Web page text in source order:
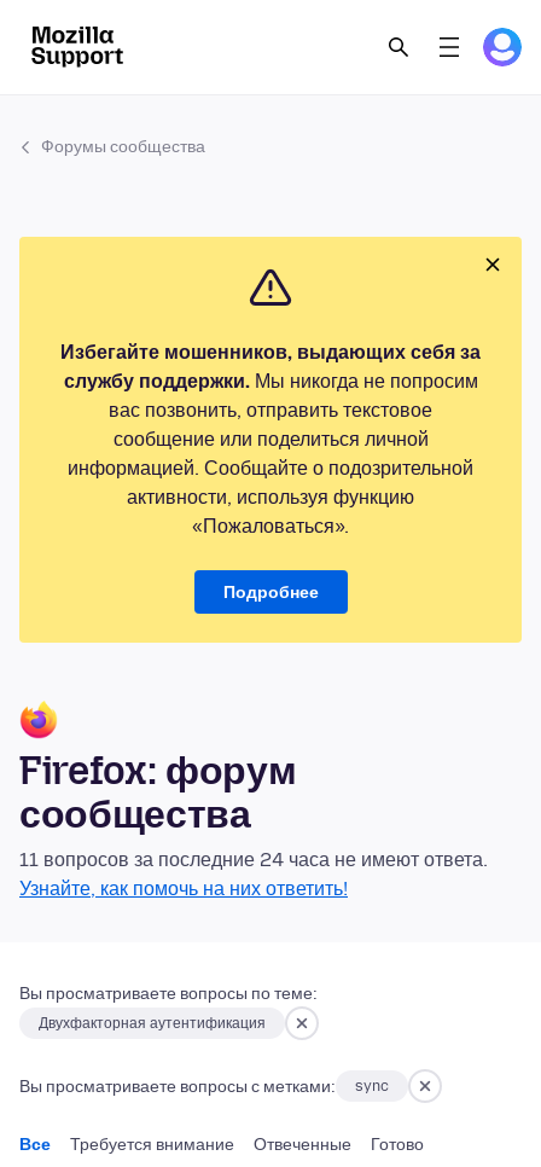
Форумы сообщества
Избегайте мошенников, выдающих себя за
службу поддержки.Мы никогда не попросим
вас позвонить, отправить текстовое
сообщение или поделиться личной
информацией. Сообщайте о подозрительной
активности, используя функцию
«Пожаловаться».
Подробнее
Firefox: форум
сообщества
11 вопросов за последние 24 часа не имеют ответа.
Узнайте, как помочь на них ответить!
Вы просматриваете вопросы по теме:
Двухфакторная аутентификация
Вы просматриваете вопросы с метками: sync
Все Требуется внимание Отвеченные Готово